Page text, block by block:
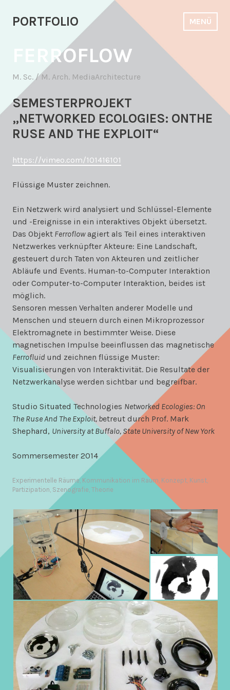
Inhalt
PORTFOLIO MENÜ
FERROFLOW
M. Sc. / M. Arch. MediaArchitecture
SEMESTERPROJEKT
„NETWORKED ECOLOGIES: ONTHE
RUSE AND THE EXPLOIT“
https://vimeo.com/101416101
Flüssige Muster zeichnen.
Ein Netzwerk wird analysiert und Schlüssel-Elemente
und -Ereignisse in ein interaktives Objekt übersetzt.
Das Objekt Ferroflowagiert als Teil eines interaktiven
Netzwerkes verknüpfter Akteure: Eine Landschaft,
gesteuert durch Taten von Akteuren und zeitlicher
Abläufe und Events. Human-to-Computer Interaktion
oder Computer-to-Computer Interaktion, beides ist
möglich.
Sensoren messen Verhalten anderer Modelle und
Menschen und steuern durch einen Mikroprozessor
Elektromagnete in bestimmter Weise. Diese
magnetischen Impulse beeinflussen das magnetische
Ferrofluid und zeichnen flüssige Muster:
Visualisierungen von Interaktivität. Die Resultate der
Netzwerkanalyse werden sichtbar und begreifbar.
Studio Situated Technologies Networked Ecologies: On
The Ruse And The Exploit, betreut durch Prof. Mark
Shephard, University at Buffalo, State University of New York
Sommersemester 2014
Experimentelle Räume, Kommunikation im Raum, Konzept, Kunst,
Partizipation, Szenografie, Theorie